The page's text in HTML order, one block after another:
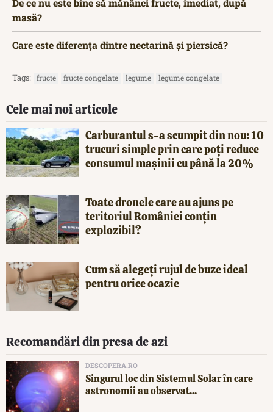
De ce nu este bine să mănânci fructe, imediat, după
masă?
Care este diferența dintre nectarină și piersică?
Tags: fructe fructe congelate legume legume congelate
Cele mai noi articole
Carburantul s-a scumpit din nou: 10
trucuri simple prin care poți reduce
consumul mașinii cu până la 20%
Toate dronele care au ajuns pe
teritoriul României conțin
explozibil?
Cum să alegeți rujul de buze ideal
pentru orice ocazie
Recomandări din presa de azi
DESCOPERA.RO
Singurul loc din Sistemul Solar în care
astronomii au observat...